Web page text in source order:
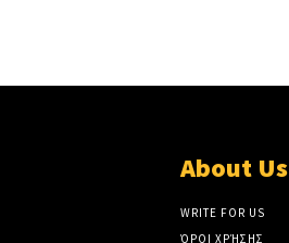
About Us
WRITE FOR US
ΌΡΟΙ ΧΡΉΣΗΣ